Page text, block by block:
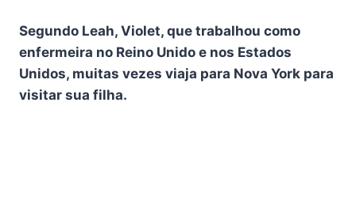
Segundo Leah, Violet, que trabalhou como
enfermeira no Reino Unido e nos Estados
Unidos, muitas vezes viaja para Nova York para
visitar sua filha.